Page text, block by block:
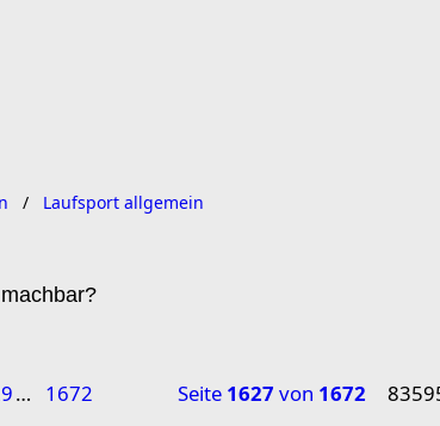
Laufsport allgemein
… 1672 Seite 1627 von 1672